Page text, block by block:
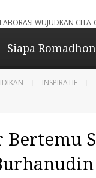
WUJUDKAN
-
Siapa
INSPIRATIF
Bertemu